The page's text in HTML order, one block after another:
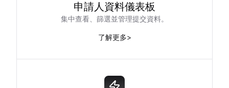
申請人資料儀表板
集中查看、篩選並管理提交資料。
了解更多>